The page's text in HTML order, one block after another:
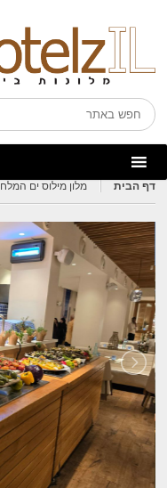
דף הבית מלון מילוס ים המלח